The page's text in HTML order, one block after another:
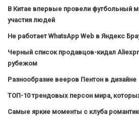
В Китае впервые провели футбольный
участия людей
Не работает WhatsApp Web в Яндекс
Черный список продавцов-кидал
рубежом
Разнообразие вееров Пентон в дизайне
ТОП-10 трендовых персон мира,
Самые яркие моменты с клуба